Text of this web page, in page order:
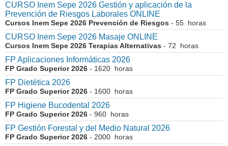
CURSO Inem Sepe 2026 Gestión y aplicación de la
Prevención de Riesgos Laborales ONLINE
Cursos Inem Sepe 2026 Prevención de Riesgos - 55 horas
CURSO Inem Sepe 2026 Masaje ONLINE
Cursos Inem Sepe 2026 Terapias Alternativas - 72 horas
FP Aplicaciones Informáticas 2026
FP Grado Superior 2026 - 1620 horas
FP Dietética 2026
FP Grado Superior 2026 - 1600 horas
FP Higiene Bucodental 2026
FP Grado Superior 2026 - 960 horas
FP Gestión Forestal y del Medio Natural 2026
FP Grado Superior 2026 - 2000 horas